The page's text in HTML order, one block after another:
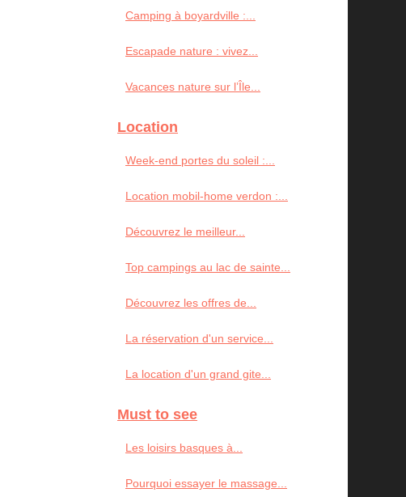
Camping à boyardville :...
Escapade nature : vivez...
Vacances nature sur l’Île...
Location
Week-end portes du soleil :...
Location mobil-home verdon :...
Découvrez le meilleur...
Top campings au lac de sainte...
Découvrez les offres de...
La réservation d'un service...
La location d'un grand gite...
Must to see
Les loisirs basques à...
Pourquoi essayer le massage...